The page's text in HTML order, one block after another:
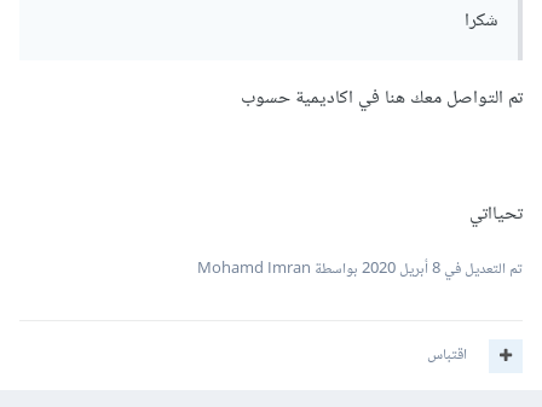
شكرا
تم التواصل معك هنا في اكاديمية حسوب
تحيااتي
تم التعديل في8 أبريل 2020 بواسطة Mohamd Imran
اقتباس